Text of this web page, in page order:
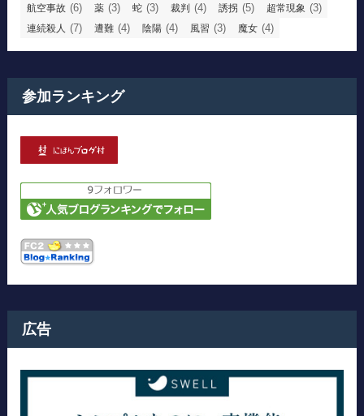
航空事故 (6) 薬 (3) 蛇 (3) 裁判 (4) 誘拐 (5) 超常現象 (3)
連続殺人 (7) 遭難 (4) 陰陽 (4) 風習 (3) 魔女 (4)
参加ランキング
広告